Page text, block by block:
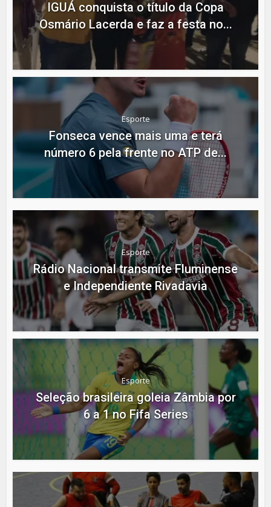
IGUÁ conquista o título da Copa
Osmário Lacerda e faz a festa no...
Esporte
Fonseca vence mais uma e terá
número 6 pela frente no ATP de...
Esporte
Rádio Nacional transmite Fluminense
e Independiente Rivadavia
Esporte
Seleção brasileira goleia Zâmbia por
6 a 1 no Fifa Series